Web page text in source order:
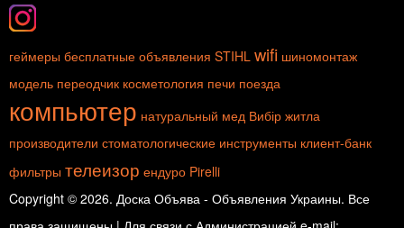
геймеры бесплатные объявления STIHL wifi шиномонтаж
модель переодчик косметология печи поезда
компьютер натуральный мед Вибір житла
производители стоматологические инструменты клиент-банк
фильтры телеизор ендуро Pirelli
Copyright © 2026. Доска Объява - Объявления Украины. Все